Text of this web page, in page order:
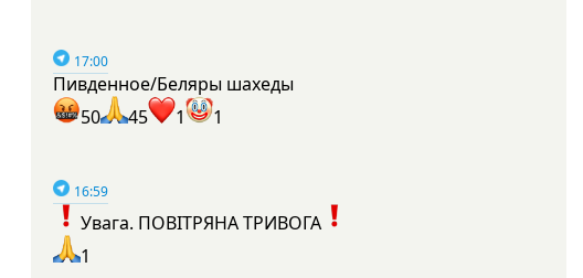
17:00
Пивденное/Беляры шахеды
50
45 1 1
16:59
Увага. ПОВІТРЯНА ТРИВОГА
1